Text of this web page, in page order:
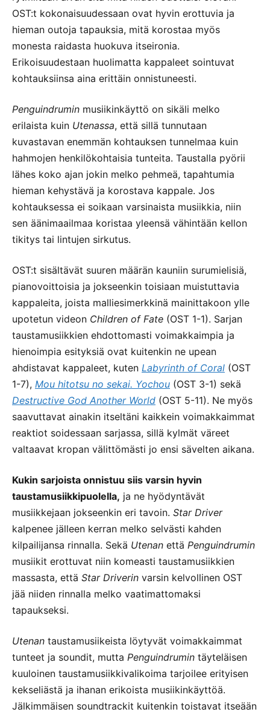
OST:t kokonaisuudessaan ovat hyvin erottuvia ja
hieman outoja tapauksia, mitä korostaa myös
monesta raidasta huokuva itseironia.
Erikoisuudestaan huolimatta kappaleet sointuvat
kohtauksiinsa aina erittäin onnistuneesti.
Penguindrumin musiikinkäyttö on sikäli melko
erilaista kuin Utenassa, että sillä tunnutaan
kuvastavan enemmän kohtauksen tunnelmaa kuin
hahmojen henkilökohtaisia tunteita. Taustalla pyörii
lähes koko ajan jokin melko pehmeä, tapahtumia
hieman kehystävä ja korostava kappale. Jos
kohtauksessa ei soikaan varsinaista musiikkia, niin
sen äänimaailmaa koristaa yleensä vähintään kellon
tikitys tai lintujen sirkutus.
OST:t sisältävät suuren määrän kauniin surumielisiä,
pianovoittoisia ja jokseenkin toisiaan muistuttavia
kappaleita, joista malliesimerkkinä mainittakoon ylle
upotetun videon Children of Fate (OST 1-1). Sarjan
taustamusiikkien ehdottomasti voimakkaimpia ja
hienoimpia esityksiä ovat kuitenkin ne upean
ahdistavat kappaleet, kuten Labyrinth of Coral (OST
1-7), Mou hitotsu no sekai. Yochou (OST 3-1) sekä
Destructive God Another World (OST 5-11). Ne myös
saavuttavat ainakin itseltäni kaikkein voimakkaimmat
reaktiot soidessaan sarjassa, sillä kylmät väreet
valtaavat kropan välittömästi jo ensi sävelten aikana.
Kukin sarjoista onnistuu siis varsin hyvin
taustamusiikkipuolella, ja ne hyödyntävät
musiikkejaan jokseenkin eri tavoin. Star Driver
kalpenee jälleen kerran melko selvästi kahden
kilpailijansa rinnalla. Sekä Utenan että Penguindrumin
musiikit erottuvat niin komeasti taustamusiikkien
massasta, että Star Driverin varsin kelvollinen OST
jää niiden rinnalla melko vaatimattomaksi
tapaukseksi.
Utenan taustamusiikeista löytyvät voimakkaimmat
tunteet ja soundit, mutta Penguindrumin täyteläisen
kuuloinen taustamusiikkivalikoima tarjoilee erityisen
kekseliästä ja ihanan erikoista musiikinkäyttöä.
Jälkimmäisen soundtrackit kuitenkin toistavat itseään